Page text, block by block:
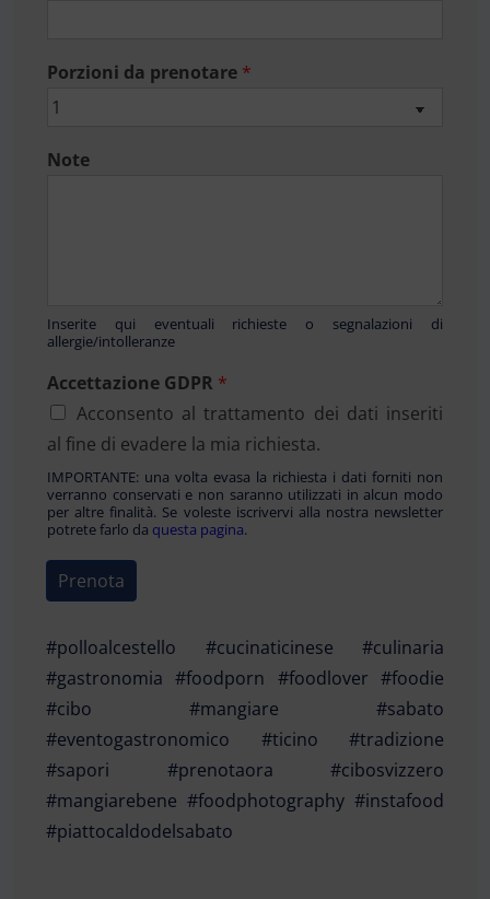
Porzioni da prenotare *
Note
Inserite qui eventuali richieste o segnalazioni di
allergie/intolleranze
Accettazione GDPR *
Acconsento al trattamento dei dati inseriti
al fine di evadere la mia richiesta.
IMPORTANTE: una volta evasa la richiesta i dati forniti non
verranno conservati e non saranno utilizzati in alcun modo
per altre finalità. Se voleste iscrivervi alla nostra newsletter
potrete farlo da questa pagina.
Prenota
#polloalcestello #cucinaticinese #culinaria
#gastronomia #foodporn #foodlover #foodie
#cibo #mangiare #sabato
#eventogastronomico #ticino #tradizione
#sapori #prenotaora #cibosvizzero
#mangiarebene #foodphotography #instafood
#piattocaldodelsabato